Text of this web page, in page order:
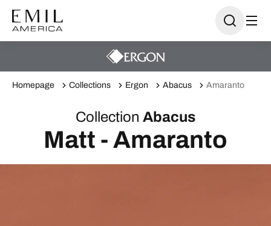
Homepage Collections Ergon Abacus Amaranto
Collection Abacus
Matt - Amaranto